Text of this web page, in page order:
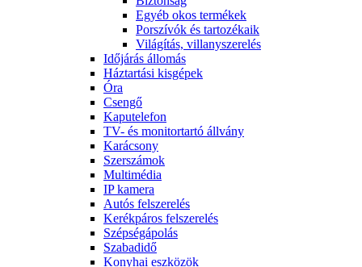
Egyéb okos termékek
Porszívók és tartozékaik
Világítás, villanyszerelés
Időjárás állomás
Háztartási kisgépek
Óra
Csengő
Kaputelefon
TV- és monitortartó állvány
Karácsony
Szerszámok
Multimédia
IP kamera
Autós felszerelés
Kerékpáros felszerelés
Szépségápolás
Szabadidő
Konyhai eszközök